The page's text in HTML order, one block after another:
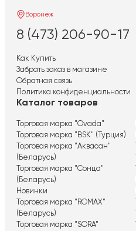
Воронеж
8 (473) 206-90-17
Как Купить
Забрать заказ в магазине
Обратная связь
Политика конфиденциальности
Каталог товаров
Торговая марка "Ovada"
Торговая марка "BSK" (Турция)
Торговая марка "Аквасан"
(Беларусь)
Торговая марка "Сонца"
(Беларусь)
Новинки
Торговая марка "ROMAX"
(Беларусь)
Торговая марка "SORA"